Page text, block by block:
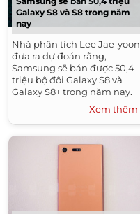
Galaxy S8 và S8 trong năm
nay
Nhà phân tích Lee Jae-yoon
đưa ra dự đoán rằng,
Samsung sẽ bán được 50,4
triệu bộ đôi Galaxy S8 và
Galaxy S8+ trong năm nay.
Xem thêm